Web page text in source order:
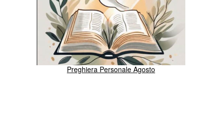
Preghiera Personale Agosto